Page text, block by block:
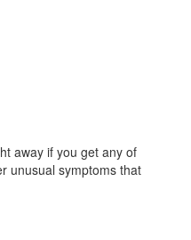
away if you get any of
unusual symptoms that